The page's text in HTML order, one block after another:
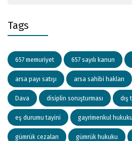
Tags
657 memuriyet 657 sayılı kanun
arsa payı satışı arsa sahibi hakları
Dava disiplin soruşturması dış
eş durumu tayini gayrimenkul hukuku
gümrük cezaları gümrük hukuku